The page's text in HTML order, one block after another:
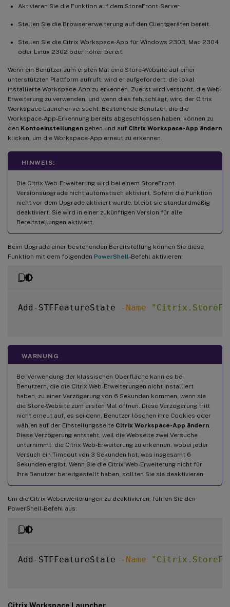
Aktivieren Sie die Funktion auf dem StoreFront-Server.
Stellen Sie die Browsererweiterung auf den Clientgeräten bereit.
Stellen Sie die Citrix Workspace-App für Windows 2303, Mac 2304
oder Linux 2302 oder höher bereit.
Wenn ein Benutzer zum ersten Mal eine Store-Website auf einer
unterstützten Plattform aufruft, wird er aufgefordert, die lokal
installierte Workspace-App zu erkennen. Zuerst wird versucht, die Web-
Erweiterung zu verwenden, und wenn dies fehlschlägt, wird der Citrix
Workspace Launcher versucht. Bestehende Benutzer, die die
Workspace-App-Erkennung bereits abgeschlossen haben, können zu
den Kontoeinstellungen gehen und auf Citrix Workspace-App ändern
klicken, um die Workspace-App erneut zu erkennen.
HINWEIS:
Die Citrix Web-Erweiterung wird bei einem StoreFront-
Versionsupgrade nicht automatisch aktiviert. Sofern die Funktion
nicht vor dem Upgrade aktiviert wurde, bleibt sie standardmäßig
deaktiviert. Sie wird in einer zukünftigen Version für alle
Bereitstellungen aktiviert.
Beim Upgrade einer bestehenden Bereitstellung können Sie diese
Funktion mit dem folgenden PowerShell-Befehl aktivieren:
Add-STFFeatureState -Name
WARNUNG
Bei Verwendung der klassischen Oberfläche kann es bei
Benutzern, die die Citrix Web-Erweiterungen nicht installiert
haben, zu einer Verzögerung von 6 Sekunden kommen, wenn sie
die Store-Website zum ersten Mal öffnen. Diese Verzögerung tritt
nicht erneut auf, es sei denn, Benutzer löschen ihre Cookies oder
wählen auf der Einstellungsseite Citrix Workspace-App ändern
Diese Verzögerung entsteht, weil die Webseite zwei Versuche
unternimmt, die Citrix Web-Erweiterung zu erkennen, wobei jeder
Versuch ein Timeout von 3 Sekunden hat, was insgesamt 6
Sekunden ergibt. Wenn Sie die Citrix Web-Erweiterung nicht für
Ihre Benutzer bereitgestellt haben, sollten Sie sie deaktivieren.
Um die Citrix Weberweiterungen zu deaktivieren, führen Sie den
PowerShell-Befehl aus:
Add-STFFeatureState -Name
Citrix Workspace Launcher